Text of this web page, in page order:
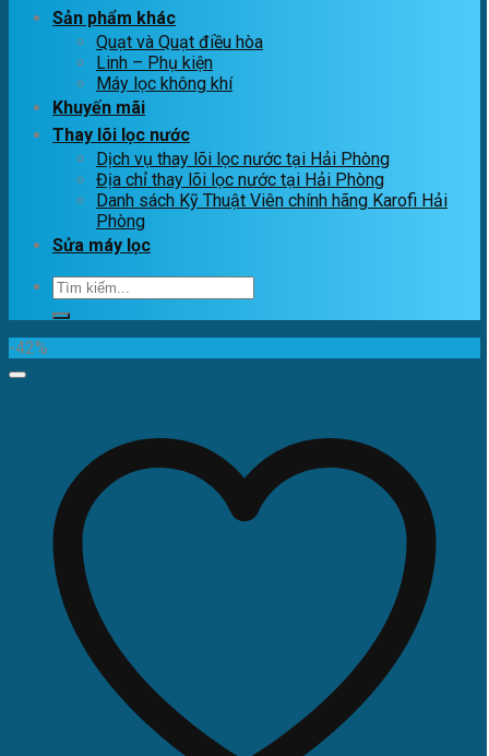
Sản phẩm khác
Quạt và Quạt điều hòa
Linh – Phụ kiện
Máy lọc không khí
Khuyến mãi
Thay lõi lọc nước
Dịch vụ thay lõi lọc nước tại Hải Phòng
Địa chỉ thay lõi lọc nước tại Hải Phòng
Danh sách Kỹ Thuật Viên chính hãng Karofi Hải
Phòng
Sửa máy lọc
Tìm
kiếm:
-42%